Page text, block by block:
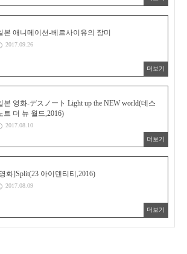
본 애니메이션-베르사이유의 장미
2017.09.26
더보기
본 영화-デスノート Light up the NEW world(데스
트 더 뉴 월드,2016)
2017.08.10
더보기
화]Split(23 아이덴티티,2016)
2017.08.09
더보기